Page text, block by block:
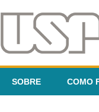
SOBRE COMO